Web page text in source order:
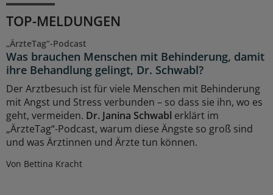
TOP-MELDUNGEN
„ÄrzteTag“-Podcast
Was brauchen Menschen mit Behinderung, damit
ihre Behandlung gelingt, Dr. Schwabl?
Der Arztbesuch ist für viele Menschen mit Behinderung
mit Angst und Stress verbunden – so dass sie ihn, wo es
geht, vermeiden. Dr. Janina Schwabl erklärt im
„ÄrzteTag“-Podcast, warum diese Ängste so groß sind
und was Ärztinnen und Ärzte tun können.
Von Bettina Kracht